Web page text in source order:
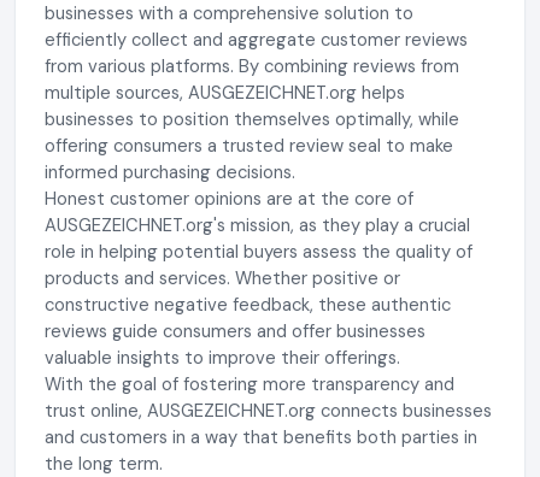
businesses with a comprehensive solution to
efficiently collect and aggregate customer reviews
from various platforms. By combining reviews from
multiple sources, AUSGEZEICHNET.org helps
businesses to position themselves optimally, while
offering consumers a trusted review seal to make
informed purchasing decisions.
Honest customer opinions are at the core of
AUSGEZEICHNET.org's mission, as they play a crucial
role in helping potential buyers assess the quality of
products and services. Whether positive or
constructive negative feedback, these authentic
reviews guide consumers and offer businesses
valuable insights to improve their offerings.
With the goal of fostering more transparency and
trust online, AUSGEZEICHNET.org connects businesses
and customers in a way that benefits both parties in
the long term.